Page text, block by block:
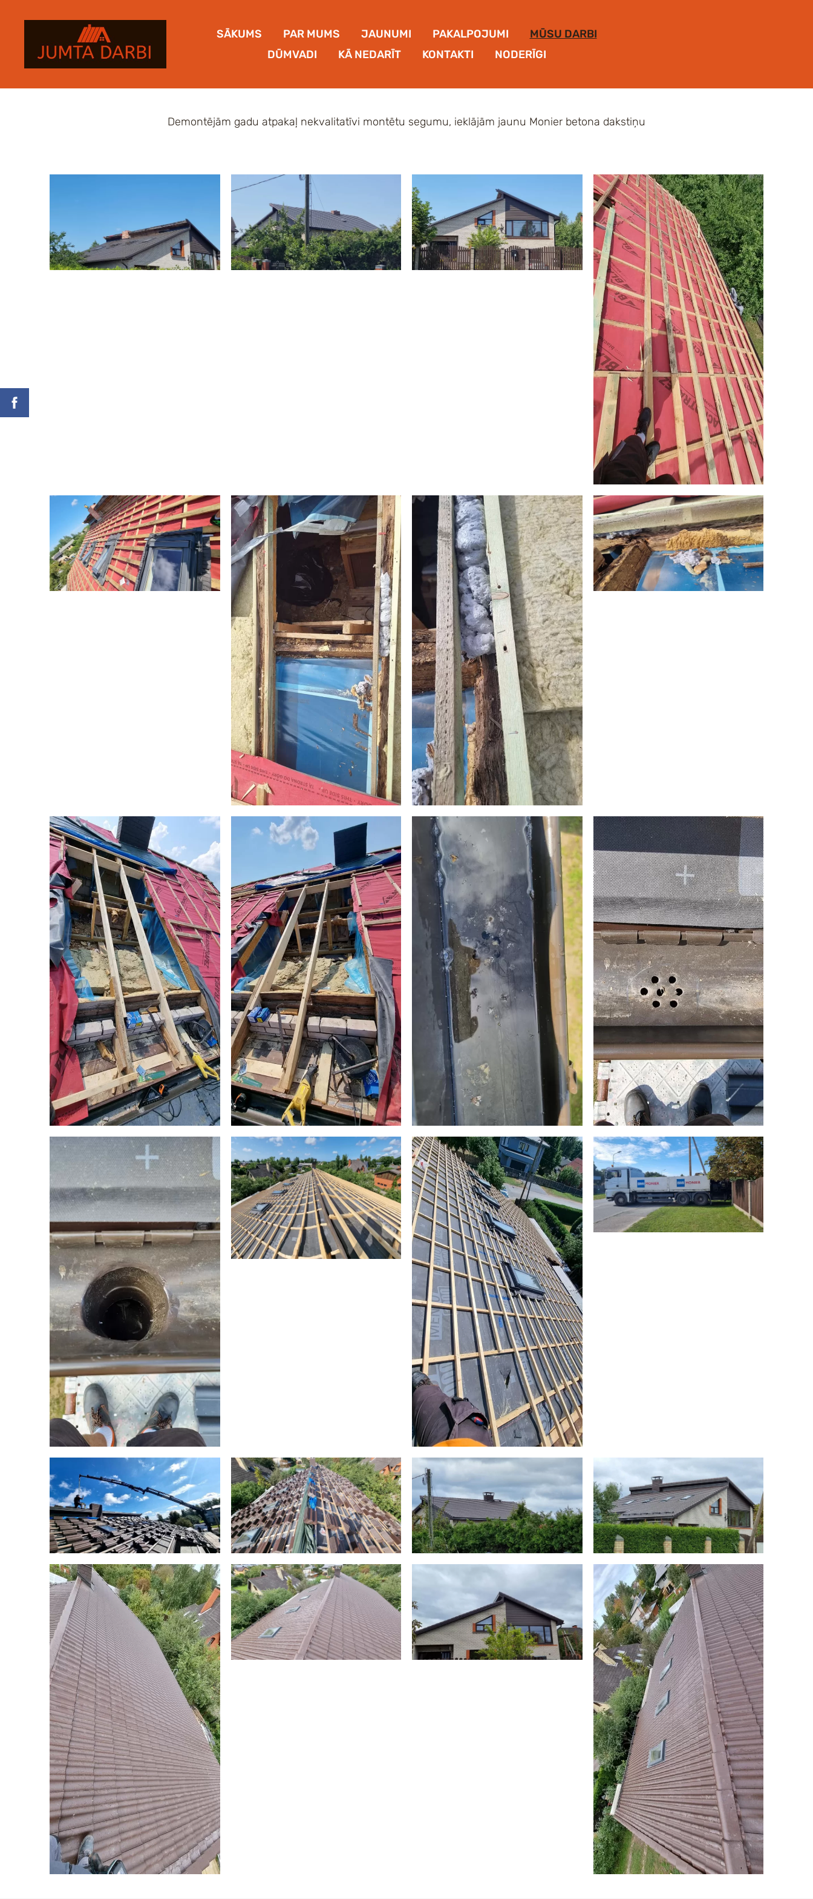
SĀKUMS PAR MUMS JAUNUMI PAKALPOJUMI
MŪSU DARBI
DŪMVADI
KĀ NEDARĪT KONTAKTI NODERĪGI
Demontējām gadu atpakaļ nekvalitatīvi montētu segumu, ieklājām jaunu Monier betona dakstiņu